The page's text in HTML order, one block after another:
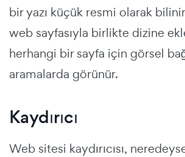
bir yazı küçük resmi olarak
web sayfasıyla birlikte dizine
herhangi bir sayfa için görsel
aramalarda görünür.
Kaydırıcı
Web sitesi kaydırıcısı,